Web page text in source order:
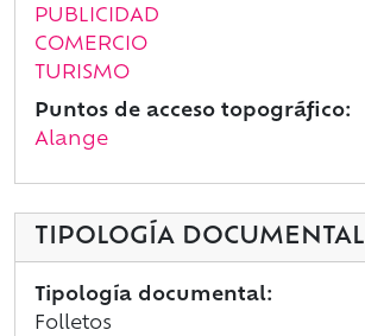
PUBLICIDAD
COMERCIO
TURISMO
Puntos de acceso topográfico:
Alange
TIPOLOGÍA DOCUMENTAL
Tipología documental:
Folletos